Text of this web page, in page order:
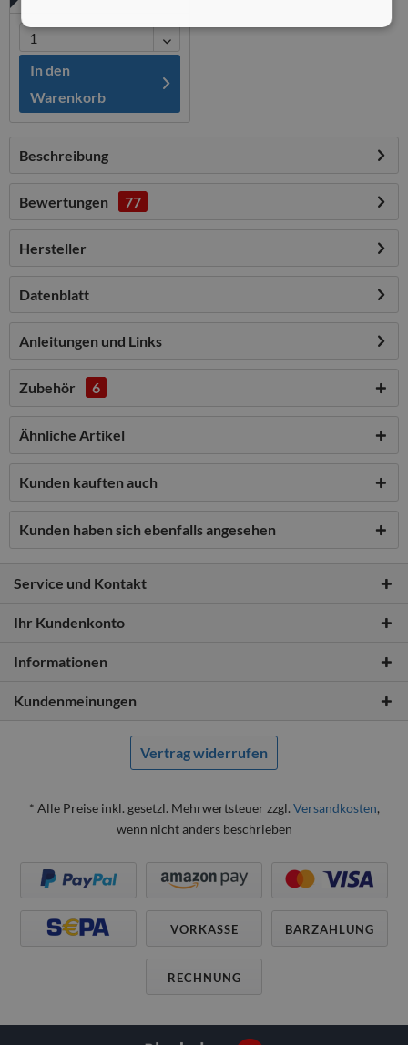
In den
Warenkorb
Beschreibung
Bewertungen 77
Hersteller
Datenblatt
Anleitungen und Links
Zubehör 6
Ähnliche Artikel
Kunden kauften auch
Kunden haben sich ebenfalls angesehen
Service und Kontakt
Ihr Kundenkonto
Informationen
Kundenmeinungen
Vertrag widerrufen
* Alle Preise inkl. gesetzl. Mehrwertsteuer zzgl. Versandkosten,
wenn nicht anders beschrieben
VORKASSE BARZAHLUNG
RECHNUNG